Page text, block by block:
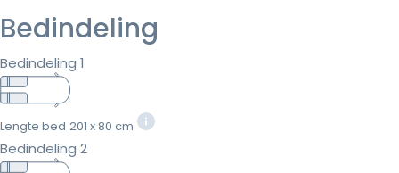
Bedindeling
Bedindeling 1
Lengte bed 201 x 80 cm
Bedindeling 2